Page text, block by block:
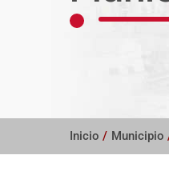
Inicio / Municipio